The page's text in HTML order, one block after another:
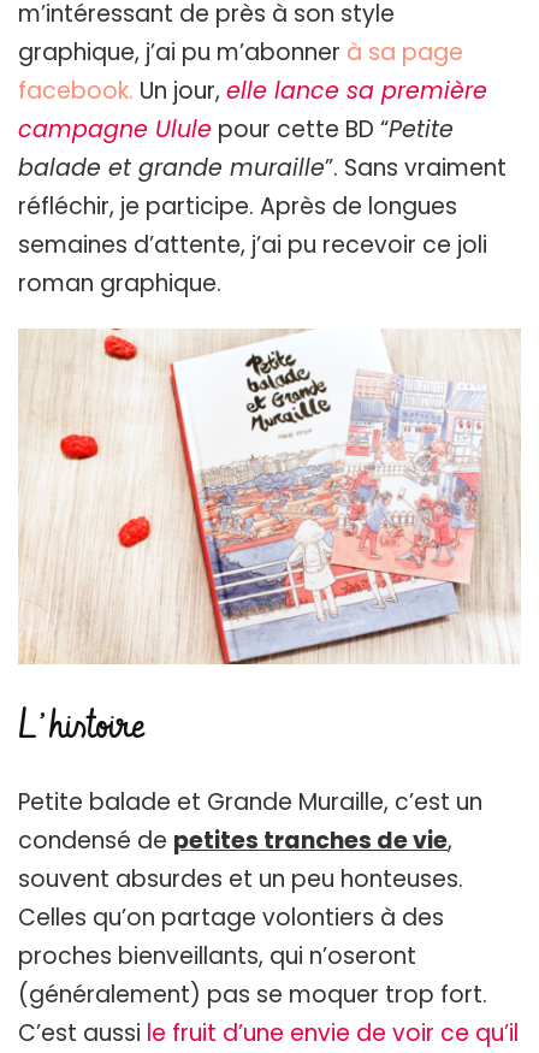
m’intéressant de près à son style
graphique, j’ai pu m’abonner à sa page
facebook. Un jour, elle lance sa première
campagne Ulule pour cette BD “Petite
balade et grande muraille”. Sans vraiment
réfléchir, je participe. Après de longues
semaines d’attente, j’ai pu recevoir ce joli
roman graphique.
L’histoire
Petite balade et Grande Muraille, c’est un
condensé de petites tranches de vie,
souvent absurdes et un peu honteuses.
Celles qu’on partage volontiers à des
proches bienveillants, qui n’oseront
(généralement) pas se moquer trop fort.
C’est aussi le fruit d’une envie de voir ce qu’il